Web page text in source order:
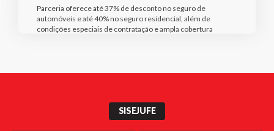
Parceria oferece até 37% de desconto no seguro de
automóveis e até 40% no seguro residencial, além de
condições especiais de contratação e ampla cobertura
SISEJUFE